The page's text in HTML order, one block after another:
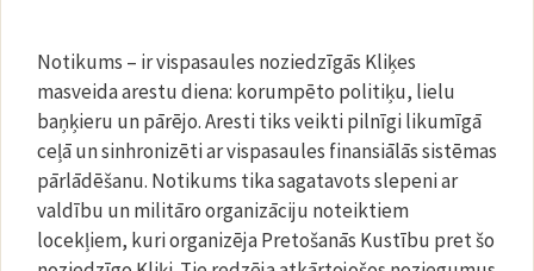
Notikums – ir vispasaules noziedzīgās Kliķes
masveida arestu diena: korumpēto politiķu, lielu
baņķieru un pārējo. Aresti tiks veikti pilnīgi likumīgā
ceļā un sinhronizēti ar vispasaules finansiālās sistēmas
pārlādēšanu. Notikums tika sagatavots slepeni ar
valdību un militāro organizāciju noteiktiem
locekļiem, kuri organizēja Pretošanās Kustību pret šo